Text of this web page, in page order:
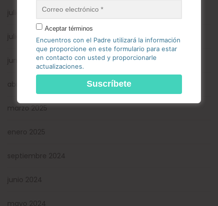
julio 2026
julio 2025
junio 2025
abril 2025
marzo 2025
enero 2025
septiembre 2024
junio 2024
mayo 2024
Aceptar términos
Encuentros con el Padre utilizará la información
que proporcione en este formulario para estar
en contacto con usted y proporcionarle
actualizaciones.